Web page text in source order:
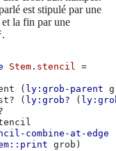
est stipulé par une
et la fin par une
.
Stem . stencil
=
( ly:grob-parent
( ly:grob? (
combine-at-edge
grob )